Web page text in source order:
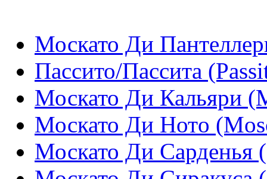
Москато Ди
Пассито/Пассита
Москато Ди Кальяри
Москато Ди Нотo
Москато Ди Сарденья